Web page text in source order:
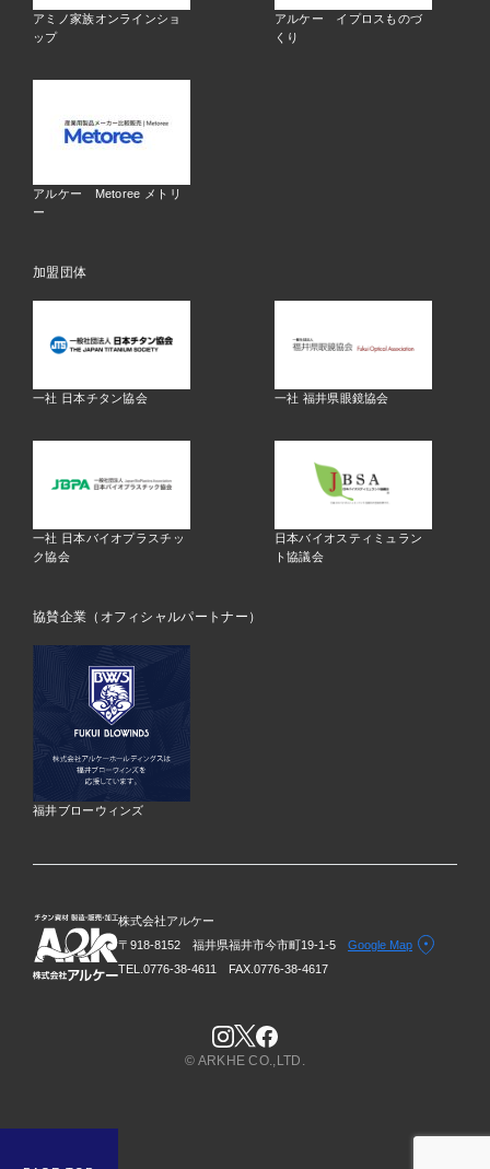
アミノ家族オンラインショ
ップ
アルケー イプロスものづ
くり
アルケー Metoree メトリ
ー
加盟団体
一社 日本チタン協会 一社 福井県眼鏡協会
一社 日本バイオプラスチッ
ク協会
日本バイオスティミュラン
ト協議会
協賛企業（オフィシャルパートナー）
福井ブローウィンズ
株式会社アルケー
〒918-8152 福井県福井市今市町19-1-5Google Map
TEL.0776-38-4611
FAX.0776-38-4617
© ARKHE CO.,LTD.